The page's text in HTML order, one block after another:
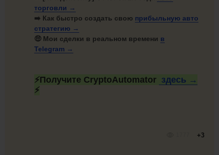
торговли →
➡️ Как быстро создать свою прибыльную авто
стратегию →
🤑 Мои сделки в реальном времени в
Telegram →
⚡Получите CryptoAutomator здесь →
⚡
+3